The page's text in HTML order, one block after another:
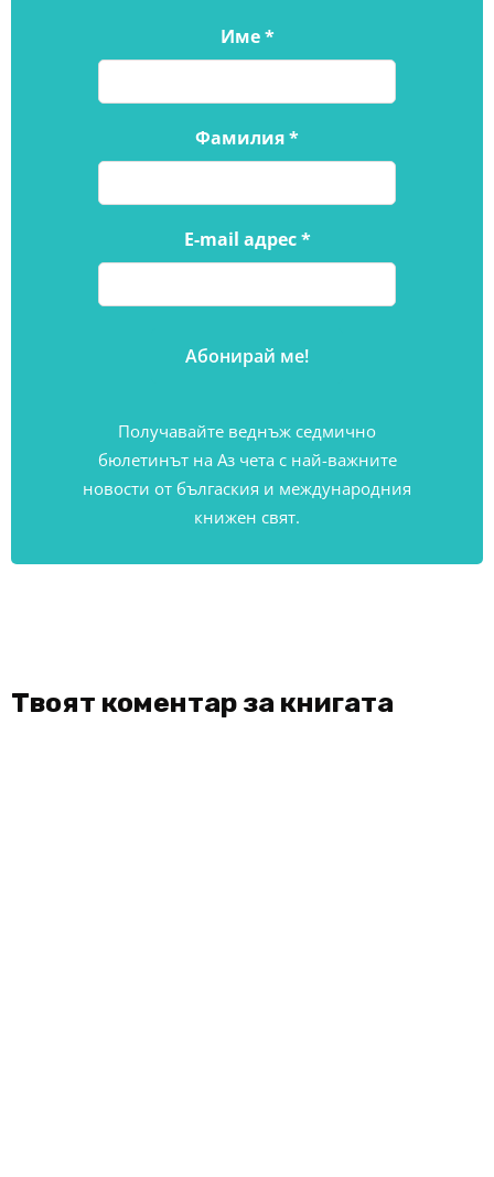
Име*
Фамилия*
E-mail адрес*
Получавайте веднъж седмично
бюлетинът на Аз чета с най-важните
новости от бългаския и международния
книжен свят.
Твоят коментар за книгата